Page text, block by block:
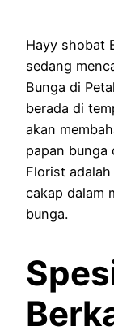
Hayy shobat
sedang
Bunga di
berada di
akan
papan bunga
Florist
cakap dalam
bunga.